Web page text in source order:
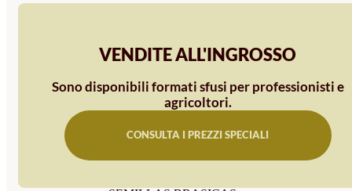
SEMILLAS AROMÁTICAS
SEMILLAS FLORES
COMESTIBLES
SEMILLAS TRADICIONALES
VENDITE ALL'INGROSSO
Sono disponibili formati sfusi per professionisti e
agricoltori.
CONSULTA I PREZZI SPECIALI